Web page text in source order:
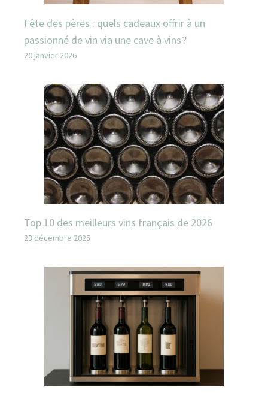
Fête des pères : quels cadeaux offrir à un
passionné de vin via une cave à vins ?
20 janvier 2026
Top 10 des meilleurs vins français de 2026
23 décembre 2025